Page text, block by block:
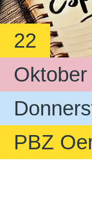
22
Oktober
PBZ